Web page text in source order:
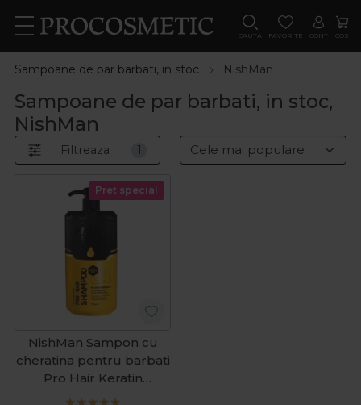
CAUTA FAVORITE CONT COS
Sampoane de par barbati, in stoc NishMan
Sampoane de par barbati, in stoc,
NishMan
Filtreaza 1
Pret special
NishMan Sampon cu
cheratina pentru barbati
Pro Hair Keratin
Complex 01 1250ml